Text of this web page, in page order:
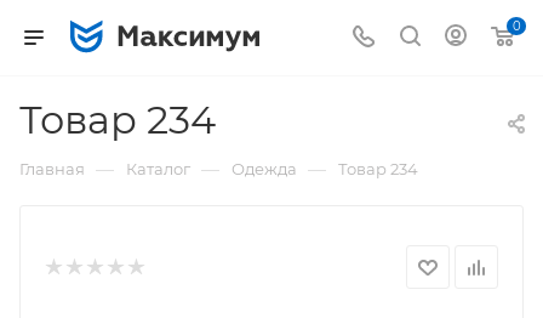
0
Товар 234
Главная — Каталог — Одежда — Товар 234